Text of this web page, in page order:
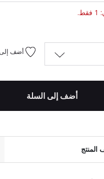
أضف إلى
أضف إلى السلة